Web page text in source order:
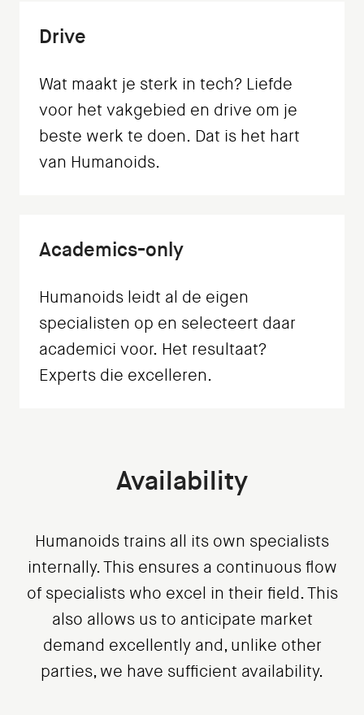
Drive
Wat maakt je sterk in tech? Liefde
voor het vakgebied en drive om je
beste werk te doen. Dat is het hart
van Humanoids.
Academics-only
Humanoids leidt al de eigen
specialisten op en selecteert daar
academici voor. Het resultaat?
Experts die excelleren.
Availability
Humanoids trains all its own specialists
internally. This ensures a continuous flow
of specialists who excel in their field. This
also allows us to anticipate market
demand excellently and, unlike other
parties, we have sufficient availability.